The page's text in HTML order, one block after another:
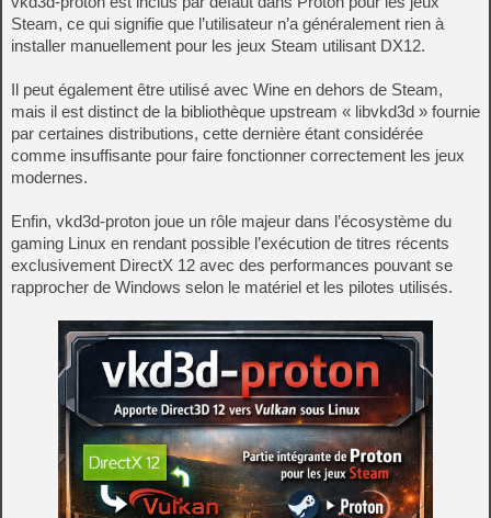
Steam, ce qui signifie que l’utilisateur n’a généralement rien à
installer manuellement pour les jeux Steam utilisant DX12.
Il peut également être utilisé avec Wine en dehors de Steam,
mais il est distinct de la bibliothèque upstream « libvkd3d » fournie
par certaines distributions, cette dernière étant considérée
comme insuffisante pour faire fonctionner correctement les jeux
modernes.
Enfin, vkd3d-proton joue un rôle majeur dans l’écosystème du
gaming Linux en rendant possible l’exécution de titres récents
exclusivement DirectX 12 avec des performances pouvant se
rapprocher de Windows selon le matériel et les pilotes utilisés.